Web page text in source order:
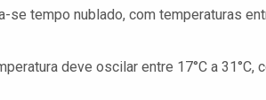
se tempo nublado, com temperaturas
deve oscilar entre 17°C a